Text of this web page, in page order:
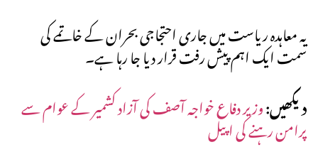
یہ معاہدہ ریاست میں جاری احتجاجی بحران کے خاتمے کی
سمت ایک اہم پیش رفت قرار دیا جا رہا ہے۔
دیکھیں:وزیر دفاع خواجہ آصف کی آزاد کشمیر کے عوام سے
پرامن رہنے کی اپیل